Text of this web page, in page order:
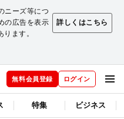
ニーズ等につ
の広告を表示
ます。
詳しくはこちら
無料会員登録 ログイン
特集 ビジネス